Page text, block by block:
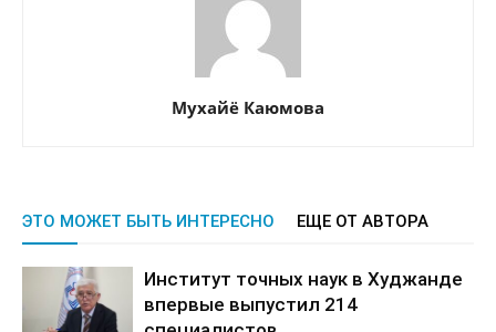
Мухайё Каюмова
ЭТО МОЖЕТ БЫТЬ ИНТЕРЕСНО ЕЩЕ ОТ АВТОРА
Институт точных наук в Худжанде
впервые выпустил 214